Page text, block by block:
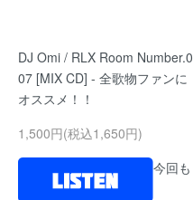
DJ Omi / RLX Room Number.0
07 [MIX CD] - 全歌物ファンに
オススメ！！
1,500円(税込1,650円)
今回も